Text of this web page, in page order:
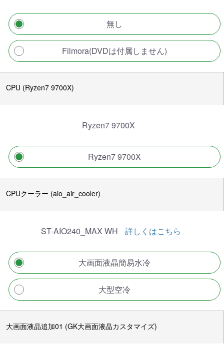
無し
Filmora(DVDは付属しません)
CPU (Ryzen7 9700X)
Ryzen7 9700X
Ryzen7 9700X
CPUクーラー (aio_air_cooler)
ST-AIO240_MAX WH 詳しくはこちら
大画面液晶簡易水冷
大型空冷
大画面液晶追加01 (GK大画面液晶カスタマイズ)